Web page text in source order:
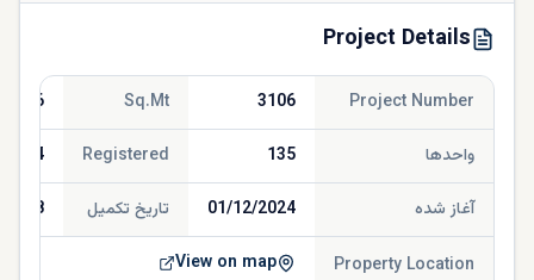
Project Details
Project Number
3106
Sq.Mt
واحدها 135
Registered
آغاز شده 01/12/2024 تاریخ تکمیل
Property Location
View on map